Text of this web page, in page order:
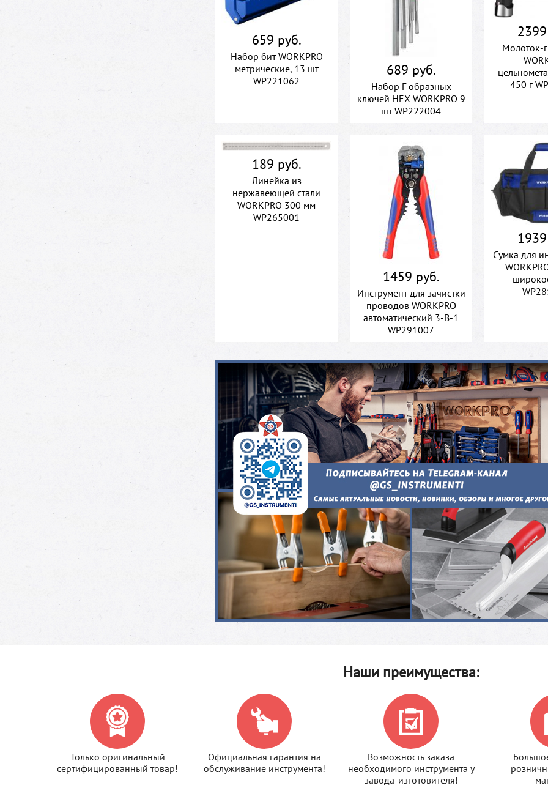
659 руб.
Набор бит WORKPRO
метрические, 13 шт
WP221062
689 руб.
Набор Г-образных
ключей HEX WORKPRO 9
шт WP222004
Молоток-
450 г
189 руб.
Линейка из
нержавеющей стали
WORKPRO 300 мм
WP265001
1459 руб.
Инструмент для зачистки
проводов WORKPRO
автоматический 3-В-1
WP291007
Сумка для
Наши преимущества:
Только оригинальный
сертифицированный товар!
Официальная гарантия на
обслуживание инструмента!
Возможность заказа
необходимого инструмента у
завода-изготовителя!